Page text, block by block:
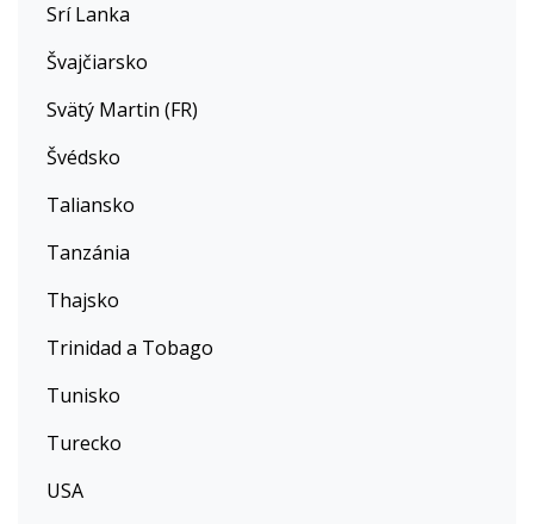
Srí Lanka
Švajčiarsko
Svätý Martin (FR)
Švédsko
Taliansko
Tanzánia
Thajsko
Trinidad a Tobago
Tunisko
Turecko
USA